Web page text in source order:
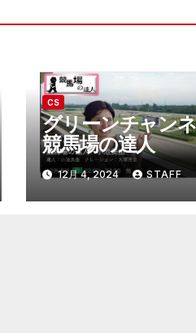
CS
グリーンチャン
競馬場の達人
12月 4, 2024 STAFF